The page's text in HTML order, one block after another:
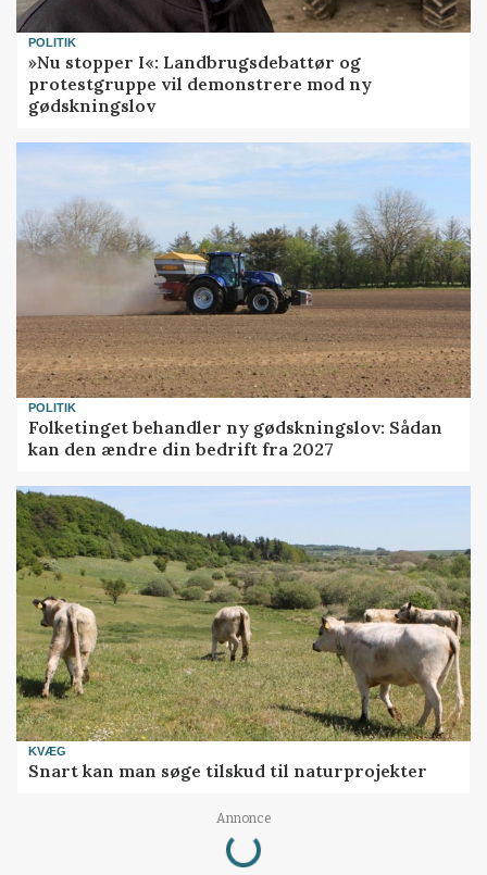
POLITIK
»Nu stopper I«: Landbrugsdebattør og
protestgruppe vil demonstrere mod ny
gødskningslov
POLITIK
Folketinget behandler ny gødskningslov: Sådan
kan den ændre din bedrift fra 2027
KVÆG
Snart kan man søge tilskud til naturprojekter
Annonce
Loading...